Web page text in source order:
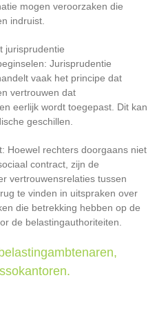
mogen veroorzaken die
indruist.
jurisprudentie
Jurisprudentie
vaak het principe dat
vertrouwen dat
eerlijk wordt toegepast. Dit kan
geschillen.
Hoewel rechters doorgaans niet
contract, zijn de
vertrouwensrelaties tussen
te vinden in uitspraken over
die betrekking hebben op de
de belastingauthoriteiten.